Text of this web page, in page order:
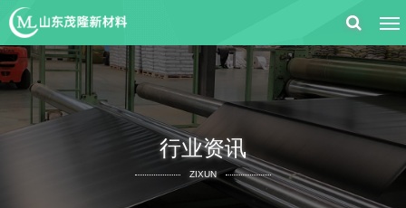
行业资讯
ZIXUN